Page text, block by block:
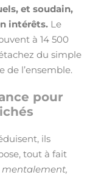
et soudain,
intérêts. Le
à 14 500
du simple
de l’ensemble.
pour
ils
tout à fait
mentalement,